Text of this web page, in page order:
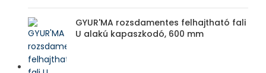
GYUR'MA rozsdamentes felhajtható fali
U alakú kapaszkodó, 600 mm